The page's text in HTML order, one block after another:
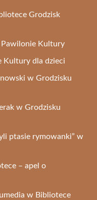
Grodzisk
Pawilonie Kultury
Kultury dla dzieci
w Grodzisku
w Grodzisku
ptasie rymowanki” w
– apel o
w Bibliotece